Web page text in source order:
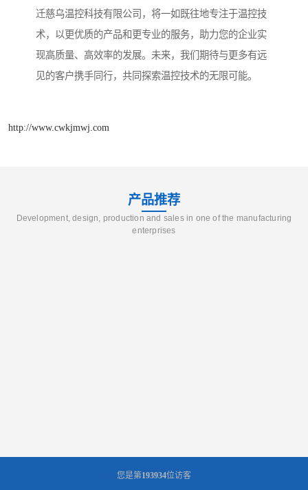
迁慈乌温控科技有限公司，将一如既往地专注于温控技
术，以更优质的产品和更专业的服务，助力您的企业实
现高质量、高效率的发展。未来，我们期待与更多有远
见的客户携手同行，共同探索温控技术的无限可能。
http://www.cwkjmwj.com
产品推荐
Development, design, production and sales in one of the manufacturing
enterprises
您是第193934位访客